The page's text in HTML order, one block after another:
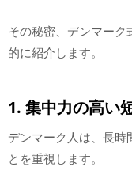
その秘密、デンマー
的に紹介します。
1. 集中力の高い
デンマーク人は、長時
とを重視します。